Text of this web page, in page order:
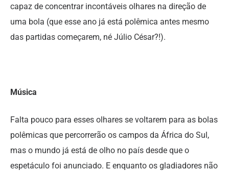
capaz de concentrar incontáveis olhares na direção de
uma bola (que esse ano já está polêmica antes mesmo
das partidas começarem, né Júlio César?!).
Música
Falta pouco para esses olhares se voltarem para as bolas
polêmicas que percorrerão os campos da África do Sul,
mas o mundo já está de olho no país desde que o
espetáculo foi anunciado. E enquanto os gladiadores não